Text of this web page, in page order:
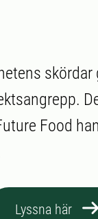
Food
Lyssna här